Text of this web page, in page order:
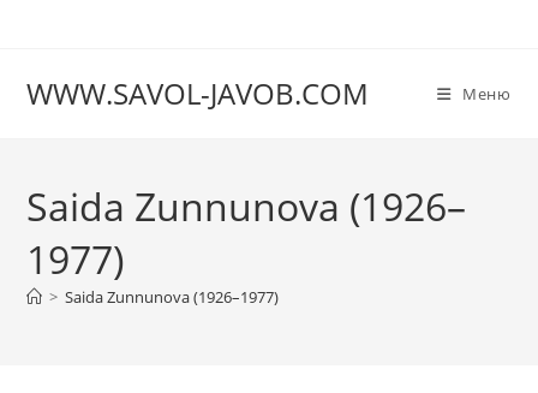
WWW.SAVOL-JAVOB.COM Меню
Saida Zunnunova (1926–
1977)
> Saida Zunnunova (1926–1977)